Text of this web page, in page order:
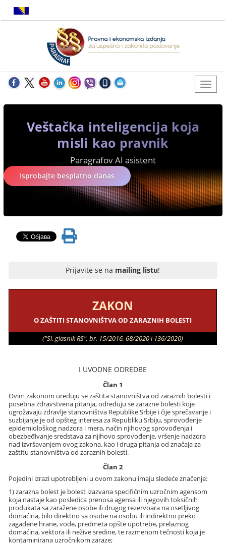
Veštačka inteligencija koja
misli kao pravnik
Paragrafov AI asistent
Isprobajte besplatno danas
Prijavite se na mailing listu!
ZAKON
O ZAŠTITI STANOVNIŠTVA OD ZARAZNIH BOLESTI
("Sl. glasnik RS", br. 15/2016, 68/2020 i 136/2020)
I UVODNE ODREDBE
Član 1
Ovim zakonom uređuju se zaštita stanovništva od zaraznih bolesti i
posebna zdravstvena pitanja, određuju se zarazne bolesti koje
ugrožavaju zdravlje stanovništva Republike Srbije i čije sprečavanje i
suzbijanje je od opšteg interesa za Republiku Srbiju, sprovođenje
epidemiološkog nadzora i mera, način njihovog sprovođenja i
obezbeđivanje sredstava za njihovo sprovođenje, vršenje nadzora
nad izvršavanjem ovog zakona, kao i druga pitanja od značaja za
zaštitu stanovništva od zaraznih bolesti.
Član 2
Pojedini izrazi upotrebljeni u ovom zakonu imaju sledeće značenje:
1) zarazna bolest je bolest izazvana specifičnim uzročnim agensom
koja nastaje kao posledica prenosa agensa ili njegovih toksičnih
produkata sa zaražene osobe ili drugog rezervoara na osetljivog
domaćina, bilo direktno sa osobe na osobu ili indirektno preko
zagađene hrane, vode, predmeta opšte upotrebe, prelaznog
domaćina, vektora ili nežive sredine, te razmenom tečnosti koja je
kontaminirana uzročnikom zaraze;